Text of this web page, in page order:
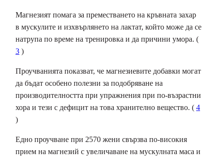
Магнезият помага за преместването на кръвната захар
в мускулите и изхвърлянето на лактат, който може да се
натрупа по време на тренировка и да причини умора. (
3 )
Проучванията показват, че магнезиевите добавки могат
да бъдат особено полезни за подобряване на
производителността при упражнения при по-възрастни
хора и тези с дефицит на това хранително вещество. ( 4
)
Едно проучване при 2570 жени свързва по-високия
прием на магнезий с увеличаване на мускулната маса и